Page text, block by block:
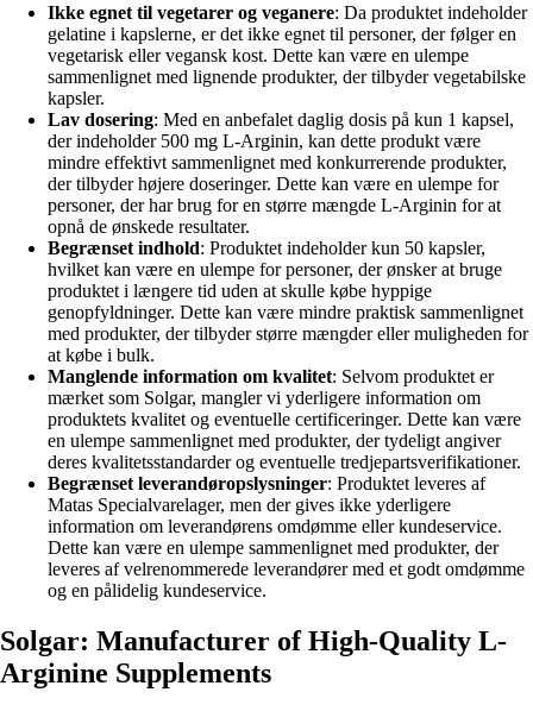
Ikke egnet til vegetarer og veganere: Da produktet indeholder
gelatine i kapslerne, er det ikke egnet til personer, der følger en
vegetarisk eller vegansk kost. Dette kan være en ulempe
sammenlignet med lignende produkter, der tilbyder vegetabilske
kapsler.
Lav dosering: Med en anbefalet daglig dosis på kun 1 kapsel,
der indeholder 500 mg L-Arginin, kan dette produkt være
mindre effektivt sammenlignet med konkurrerende produkter,
der tilbyder højere doseringer. Dette kan være en ulempe for
personer, der har brug for en større mængde L-Arginin for at
opnå de ønskede resultater.
Begrænset indhold: Produktet indeholder kun 50 kapsler,
hvilket kan være en ulempe for personer, der ønsker at bruge
produktet i længere tid uden at skulle købe hyppige
genopfyldninger. Dette kan være mindre praktisk sammenlignet
med produkter, der tilbyder større mængder eller muligheden for
at købe i bulk.
Manglende information om kvalitet: Selvom produktet er
mærket som Solgar, mangler vi yderligere information om
produktets kvalitet og eventuelle certificeringer. Dette kan være
en ulempe sammenlignet med produkter, der tydeligt angiver
deres kvalitetsstandarder og eventuelle tredjepartsverifikationer.
Begrænset leverandøropslysninger: Produktet leveres af
Matas Specialvarelager, men der gives ikke yderligere
information om leverandørens omdømme eller kundeservice.
Dette kan være en ulempe sammenlignet med produkter, der
leveres af velrenommerede leverandører med et godt omdømme
og en pålidelig kundeservice.
Solgar: Manufacturer of High-Quality L-
Arginine Supplements